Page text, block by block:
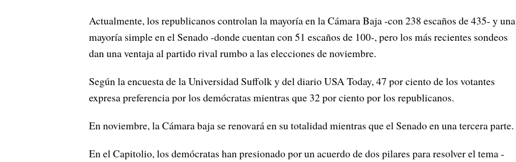
Actualmente, los republicanos controlan la mayoría en la Cámara Baja -con 238 escaños de 435- y una
mayoría simple en el Senado -donde cuentan con 51 escaños de 100-, pero los más recientes sondeos
dan una ventaja al partido rival rumbo a las elecciones de noviembre.
Según la encuesta de la Universidad Suffolk y del diario USA Today, 47 por ciento de los votantes
expresa preferencia por los demócratas mientras que 32 por ciento por los republicanos.
En noviembre, la Cámara baja se renovará en su totalidad mientras que el Senado en una tercera parte.
En el Capitolio, los demócratas han presionado por un acuerdo de dos pilares para resolver el tema -